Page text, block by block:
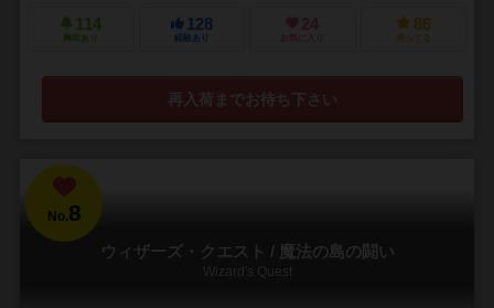
114
興味あり
128
経験あり
24
お気に入り
86
持ってる
再入荷までお待ち下さい
No.8
ウィザーズ・クエスト / 魔法の島の闘い
Wizard's Quest